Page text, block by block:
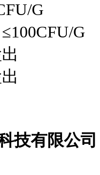
G
G
技有限公司